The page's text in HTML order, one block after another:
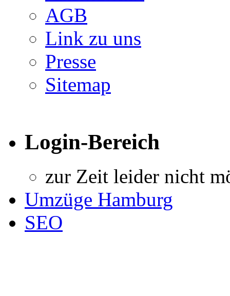
AGB
Link zu uns
Presse
Sitemap
Login-Bereich
zur Zeit leider nicht
Umzüge Hamburg
SEO